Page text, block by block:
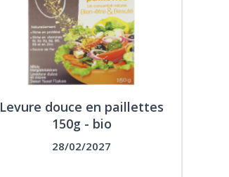
Levure douce en paillettes
150g - bio
28/02/2027